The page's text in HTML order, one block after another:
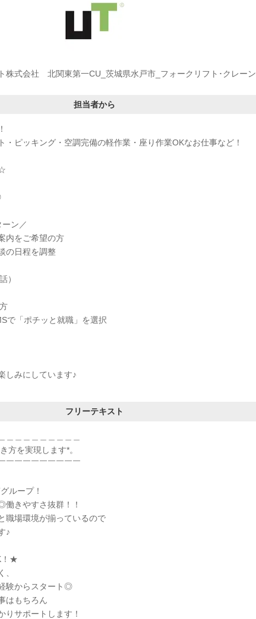
株式会社 北関東第一CU_茨城県水戸市_フォークリフト･クレーン
担当者から
・ピッキング・空調完備の軽作業・座り作業OKなお仕事など！
ン／
内をご希望の方
の日程を調整
）
で「ポチッと就職」を選択
しみにしています♪
フリーテキスト
方を実現します*。
￣￣￣￣￣￣￣￣￣
ループ！
きやすさ抜群！！
職場環境が揃っているので
♪
！★
、
験からスタート◎
はもちろん
りサポートします！